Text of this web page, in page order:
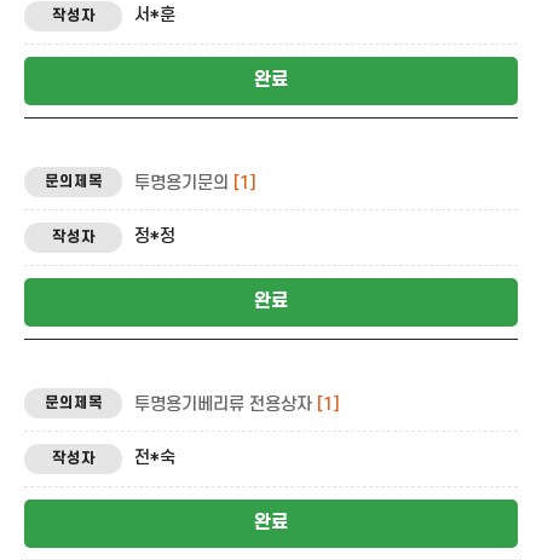
서*훈
완료
투명용기문의 [1]
정*정
완료
투명용기베리류 전용상자 [1]
전*숙
완료